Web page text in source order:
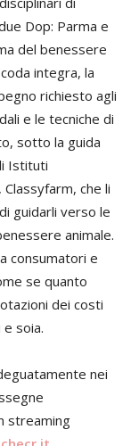
Dop: Parma e
del benessere
integra, la
richiesto agli
e le tecniche di
sotto la guida
Istituti
che li
guidarli verso le
animale.
consumatori e
se quanto
dei costi
soia.
nei
streaming